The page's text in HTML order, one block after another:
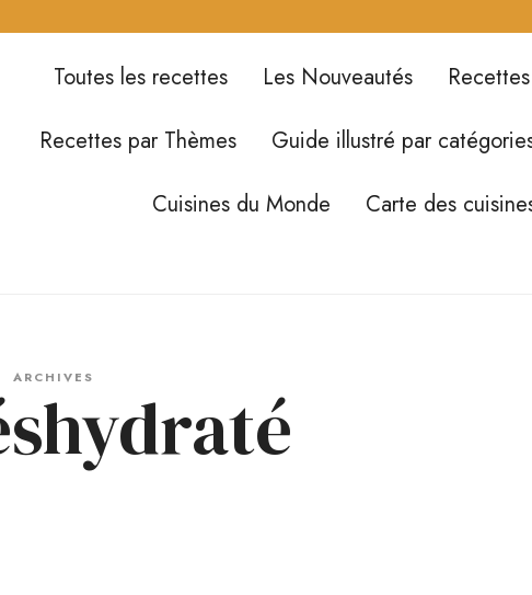
Toutes les recettes Les Nouveautés
Recettes par Thèmes
Guide illustré par
Cuisines du Monde
Carte des
ARCHIVES